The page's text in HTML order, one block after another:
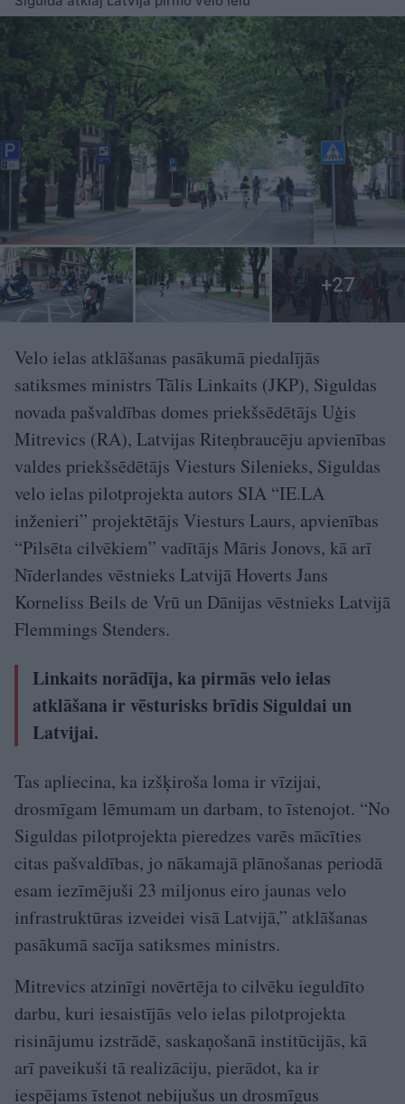
Velo ielas atklāšanas pasākumā piedalījās
satiksmes ministrs Tālis Linkaits (JKP), Siguldas
novada pašvaldības domes priekšsēdētājs Uģis
Mitrevics (RA), Latvijas Riteņbraucēju apvienības
valdes priekšsēdētājs Viesturs Silenieks, Siguldas
velo ielas pilotprojekta autors SIA “IE.LA
inženieri” projektētājs Viesturs Laurs, apvienības
“Pilsēta cilvēkiem” vadītājs Māris Jonovs, kā arī
Nīderlandes vēstnieks Latvijā Hoverts Jans
Korneliss Beils de Vrū un Dānijas vēstnieks Latvijā
Flemmings Stenders.
Linkaits norādīja, ka pirmās velo ielas
atklāšana ir vēsturisks brīdis Siguldai un
Latvijai.
Tas apliecina, ka izšķiroša loma ir vīzijai,
drosmīgam lēmumam un darbam, to īstenojot. “No
Siguldas pilotprojekta pieredzes varēs mācīties
citas pašvaldības, jo nākamajā plānošanas periodā
esam iezīmējuši 23 miljonus eiro jaunas velo
infrastruktūras izveidei visā Latvijā,” atklāšanas
pasākumā sacīja satiksmes ministrs.
Mitrevics atzinīgi novērtēja to cilvēku ieguldīto
darbu, kuri iesaistījās velo ielas pilotprojekta
risinājumu izstrādē, saskaņošanā institūcijās, kā
arī paveikuši tā realizāciju, pierādot, ka ir
iespējams īstenot nebijušus un drosmīgus